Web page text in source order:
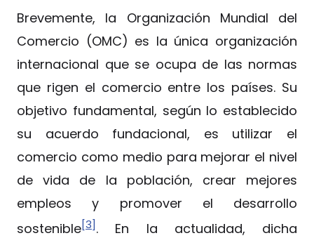
Brevemente, la Organización Mundial del
Comercio (OMC) es la única organización
internacional que se ocupa de las normas
que rigen el comercio entre los países. Su
objetivo fundamental, según lo establecido
su acuerdo fundacional, es utilizar el
comercio como medio para mejorar el nivel
de vida de la población, crear mejores
empleos y promover el desarrollo
sostenible[3]. En la actualidad, dicha